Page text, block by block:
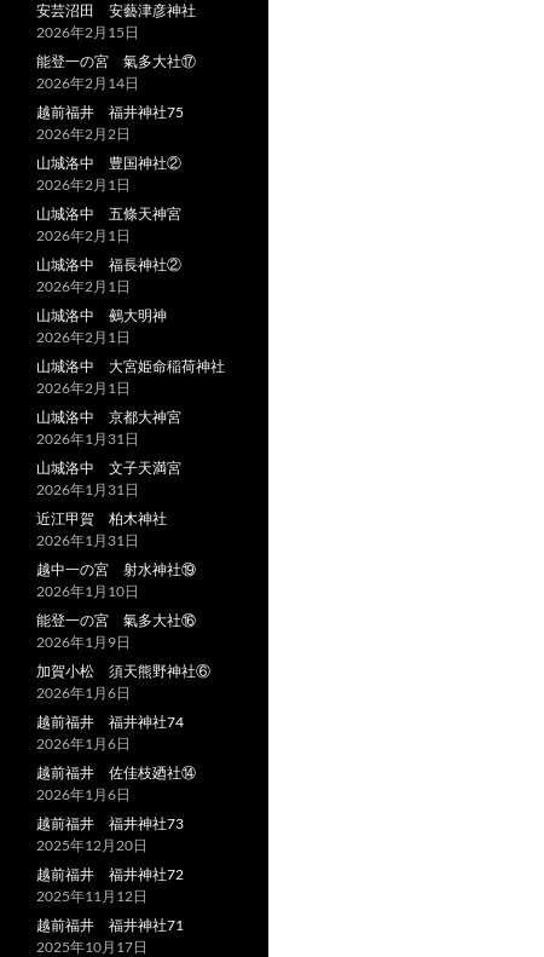
安芸沼田 安藝津彦神社
2026年2月15日
能登一の宮 氣多大社⑰
2026年2月14日
越前福井 福井神社75
2026年2月2日
山城洛中 豊国神社②
2026年2月1日
山城洛中 五條天神宮
2026年2月1日
山城洛中 福長神社②
2026年2月1日
山城洛中 鵺大明神
2026年2月1日
山城洛中 大宮姫命稲荷神社
2026年2月1日
山城洛中 京都大神宮
2026年1月31日
山城洛中 文子天満宮
2026年1月31日
近江甲賀 柏木神社
2026年1月31日
越中一の宮 射水神社⑲
2026年1月10日
能登一の宮 氣多大社⑯
2026年1月9日
加賀小松 須天熊野神社⑥
2026年1月6日
越前福井 福井神社74
2026年1月6日
越前福井 佐佳枝廼社⑭
2026年1月6日
越前福井 福井神社73
2025年12月20日
越前福井 福井神社72
2025年11月12日
越前福井 福井神社71
2025年10月17日